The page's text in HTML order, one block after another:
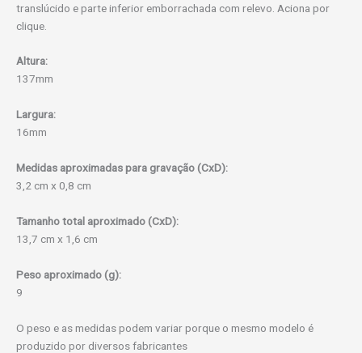
translúcido e parte inferior emborrachada com relevo. Aciona por
clique.
Altura:
137mm
Largura:
16mm
Medidas aproximadas para gravação (CxD):
3,2 cm x 0,8 cm
Tamanho total aproximado (CxD):
13,7 cm x 1,6 cm
Peso aproximado (g):
9
O peso e as medidas podem variar porque o mesmo modelo é
produzido por diversos fabricantes